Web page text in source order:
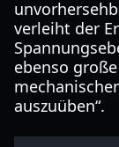
verleiht der
ebenso
auszuüben“.